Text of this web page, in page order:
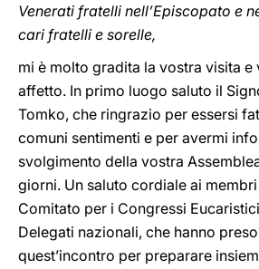
Venerati fratelli nell’Episcopato e
cari fratelli e sorelle,
mi è molto gradita la vostra visita e
affetto. In primo luogo saluto il
Tomko, che ringrazio per essersi
comuni sentimenti e per avermi
svolgimento della vostra
giorni. Un saluto cordiale ai
Comitato per i Congressi
Delegati nazionali, che hanno
quest’incontro per preparare